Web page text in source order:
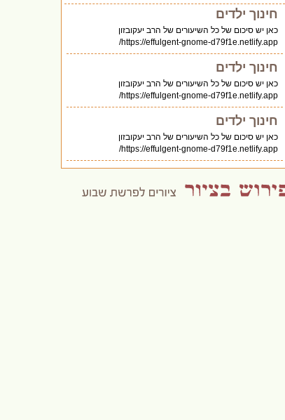
חינוך ילדים
כאן יש סיכום של כל השיעורים של הרב יעקובזון
https://effulgent-gnome-d79f1e.netlify.app/
חינוך ילדים
כאן יש סיכום של כל השיעורים של הרב יעקובזון
https://effulgent-gnome-d79f1e.netlify.app/
חינוך ילדים
כאן יש סיכום של כל השיעורים של הרב יעקובזון
https://effulgent-gnome-d79f1e.netlify.app/